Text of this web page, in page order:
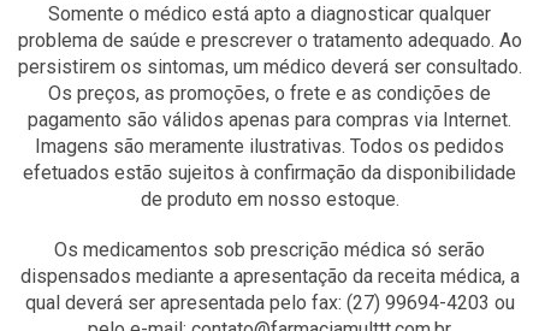
Somente o médico está apto a diagnosticar qualquer
problema de saúde e prescrever o tratamento adequado. Ao
persistirem os sintomas, um médico deverá ser consultado.
Os preços, as promoções, o frete e as condições de
pagamento são válidos apenas para compras via Internet.
Imagens são meramente ilustrativas. Todos os pedidos
efetuados estão sujeitos à confirmação da disponibilidade
de produto em nosso estoque.
Os medicamentos sob prescrição médica só serão
dispensados mediante a apresentação da receita médica, a
qual deverá ser apresentada pelo fax: (27) 99694-4203 ou